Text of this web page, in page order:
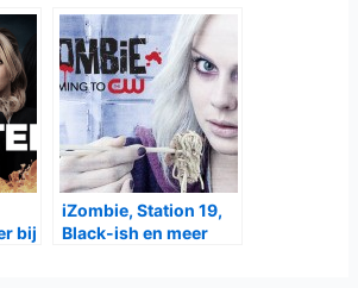
bij
iZombie, Station 19,
Black-ish en meer